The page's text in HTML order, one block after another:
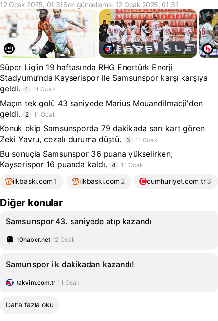
12 Ocak 2025, 01:31Son güncelleme: 12 Ocak 2025, 01:31
Süper Lig’in 19 haftasında RHG Enertürk Enerji
Stadyumu’nda Kayserispor ile Samsunspor karşı karşıya
geldi.
1 11 Ocak
Maçın tek golü 43 saniyede Marius Mouandilmadji'den
geldi.
2 11 Ocak
Konuk ekip Samsunsporda 79 dakikada sarı kart gören
Zeki Yavru, cezalı duruma düştü.
3 11 Ocak
Bu sonuçla Samsunspor 36 puana yükselirken,
Kayserispor 16 puanda kaldı.
4 11 Ocak
ilkbaski.com 1 ilkbaski.com 2 cumhuriyet.com.tr3
Diğer konular
Samsunspor 43. saniyede atıp kazandı
10haber.net 12 Ocak
Samunspor ilk dakikadan kazandı!
takvim.com.tr 11 Ocak
Daha fazla oku